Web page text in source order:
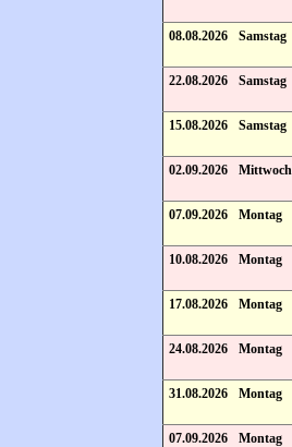
08.08.2026 Samstag
22.08.2026 Samstag
15.08.2026 Samstag
02.09.2026 Mittwoch
07.09.2026 Montag
10.08.2026 Montag
17.08.2026 Montag
24.08.2026 Montag
31.08.2026 Montag
07.09.2026 Montag